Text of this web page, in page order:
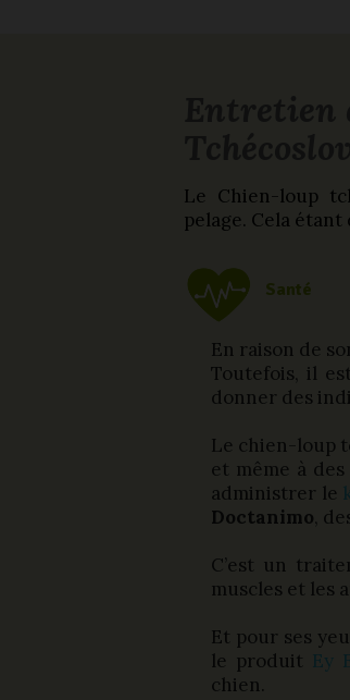
Le Chien-loup
pelage. Cela étant
Santé
En raison de
Toutefois, il
donner des
Le chien-loup
et même à des
administrer le
Doctanimo,
C’est un
muscles et les
Et pour ses
le produit Ey
chien.